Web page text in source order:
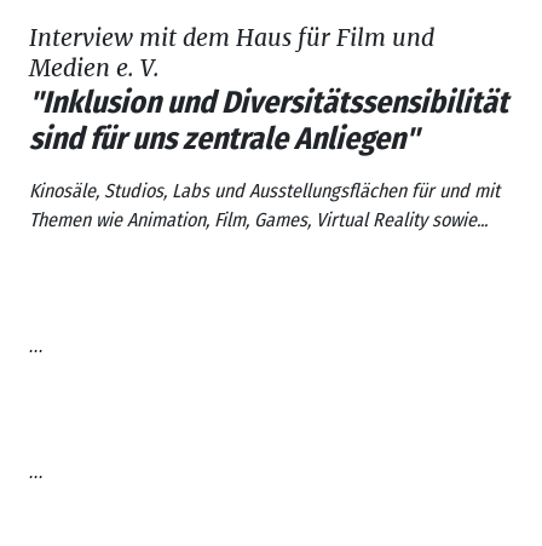
Interview mit dem Haus für Film und
Medien e. V.
"Inklusion und Diversitätssensibilität
sind für uns zentrale Anliegen"
Kinosäle, Studios, Labs und Ausstellungsflächen für und mit
Themen wie Animation, Film, Games, Virtual Reality sowie...
...
...